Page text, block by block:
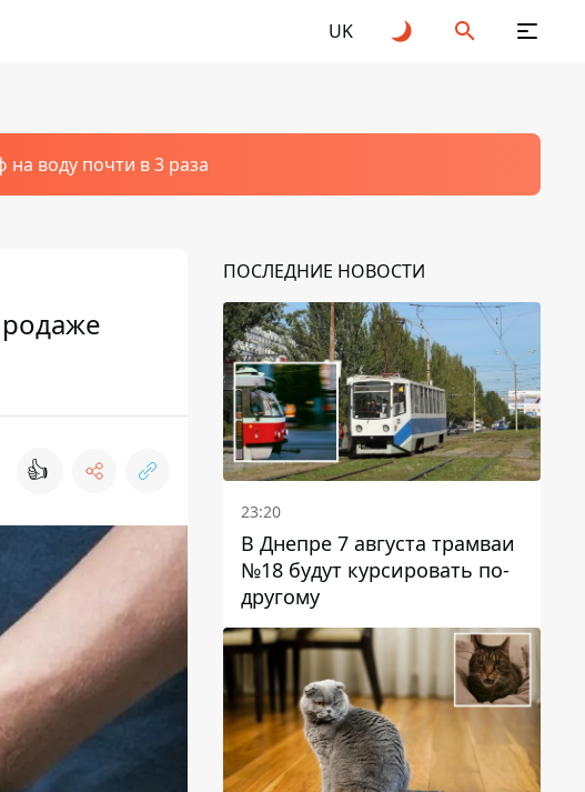
UK
воду почти в 3 раза
👍
ПОСЛЕДНИЕ НОВОСТИ
23:20
В Днепре 7 августа трамваи
№18 будут курсировать по-
другому